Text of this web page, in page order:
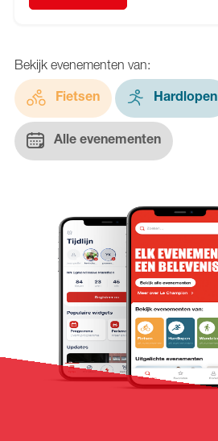
Bekijk evenementen van:
Fietsen Hardlopen
Alle evenementen